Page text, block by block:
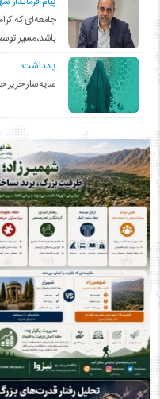
جامعه‌ای که
باشد،مسیر
یادداشت؛
سایه‌سار حریر